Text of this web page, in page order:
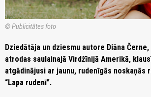
© Publicitātes foto
Dziedātāja un dziesmu autore Diāna
atrodas saulainajā Virdžīnijā Amerikā,
atgādinājusi ar jaunu, rudenīgās noskaņās
“Lapa rudenī”.